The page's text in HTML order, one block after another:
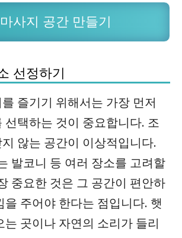
사지 공간 만들기
선정하기
즐기기 위해서는 가장 먼저
선택하는 것이 중요합니다. 조
않는 공간이 이상적입니다.
발코니 등 여러 장소를 고려할
중요한 것은 그 공간이 편안하
을 주어야 한다는 점입니다. 햇
는 곳이나 자연의 소리가 들리